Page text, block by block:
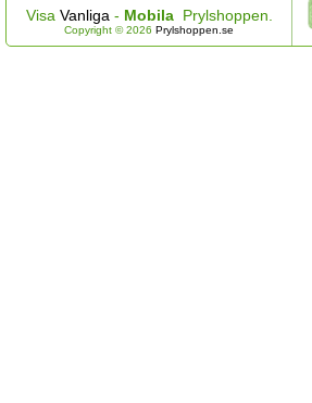
Visa Vanliga - MobilaPrylshoppen.
Copyright © 2026 Prylshoppen.se